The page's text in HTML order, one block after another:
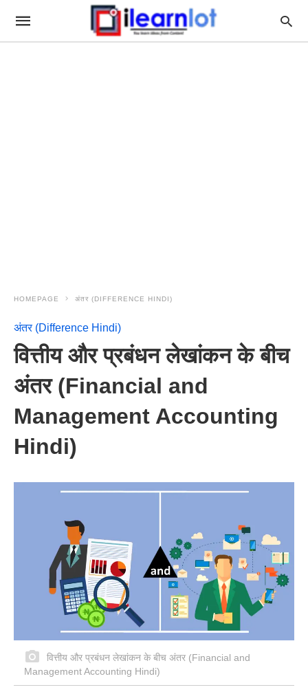
HOMEPAGE अंतर (DIFFERENCE HINDI)
अंतर (Difference Hindi)
वित्तीय और प्रबंधन लेखांकन के बीच
अंतर (Financial and
Management Accounting
Hindi)
वित्तीय और प्रबंधन लेखांकन के बीच अंतर (Financial and
Management Accounting Hindi)